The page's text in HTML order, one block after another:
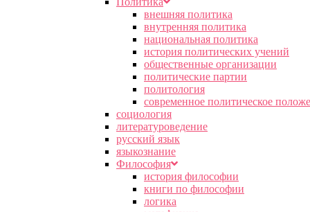
внешняя политика
внутренняя политика
национальная политика
история политических учений
общественные организации
политические партии
политология
современное политическое
социология
литературоведение
русский язык
языкознание
Философия
история философии
книги по философии
логика